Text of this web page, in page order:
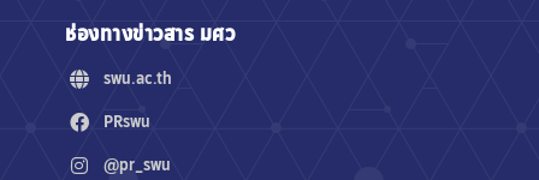
ช่องทางข่าวสาร มศว
swu.ac.th
PRswu
@pr_swu